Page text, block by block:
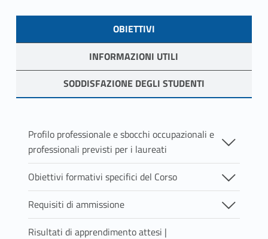
LINK IDENTIFIER #IDENTIFIER__67878-1
OBIETTIVI
LINK IDENTIFIER #IDENTIFIER__13160-2
INFORMAZIONI UTILI
LINK IDENTIFIER #IDENTIFIER__73362-3
SODDISFAZIONE DEGLI STUDENTI
Profilo professionale e sbocchi occupazionali e
professionali previsti per i laureati
Assistente sociale
L'assistente sociale è un professionista chiamato
ad attivare, favorire, sostenere percorsi di
autonomia e autodeterminazione attraverso la
promozione e la gestione del complesso di risorse
Obiettivi formativi specifici del Corso
OBIETTIVI FORMATIVI DEL CORSO DI STUDIO
Il corso di studio interclasse è progettato come
Requisiti di ammissione
Al Corso di Studio si è ammessi se in possesso di
Risultati di apprendimento attesi |